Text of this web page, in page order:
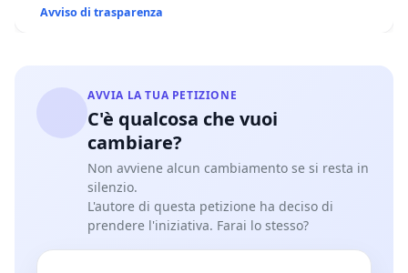
Avviso di trasparenza
AVVIA LA TUA PETIZIONE
C'è qualcosa che vuoi
cambiare?
Non avviene alcun cambiamento se si resta in
silenzio.
L'autore di questa petizione ha deciso di
prendere l'iniziativa. Farai lo stesso?